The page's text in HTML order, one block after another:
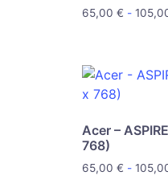
65,00 € -
Acer –
768)
65,00 € -